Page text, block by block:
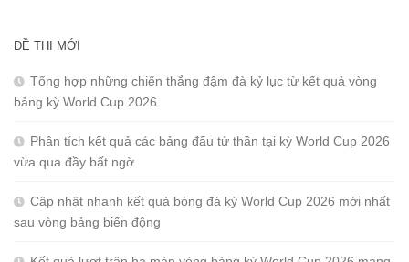
ĐỀ THI MỚI
Tổng hợp những chiến thắng đậm đà kỷ lục từ kết quả vòng
bảng kỳ World Cup 2026
Phân tích kết quả các bảng đấu tử thần tại kỳ World Cup 2026
vừa qua đầy bất ngờ
Cập nhật nhanh kết quả bóng đá kỳ World Cup 2026 mới nhất
sau vòng bảng biến động